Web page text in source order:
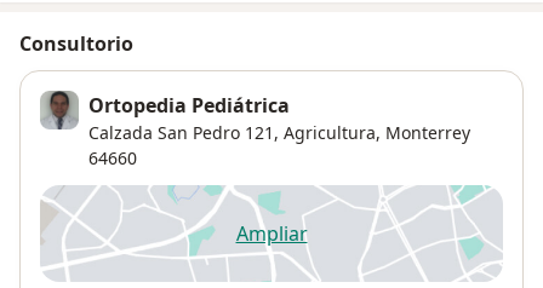
Consultorio
Ortopedia Pediátrica
Calzada San Pedro 121, Agricultura, Monterrey
64660
Ampliarse abre en una nueva